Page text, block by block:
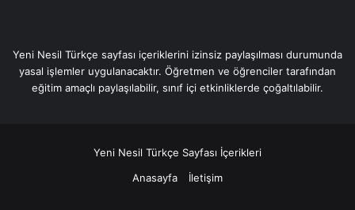
Yeni Nesil Türkçe sayfası içeriklerini izinsiz paylaşılması durumunda
yasal işlemler uygulanacaktır. Öğretmen ve öğrenciler tarafından
eğitim amaçlı paylaşılabilir, sınıf içi etkinliklerde çoğaltılabilir.
Yeni Nesil Türkçe Sayfası İçerikleri
Anasayfa
İletişim